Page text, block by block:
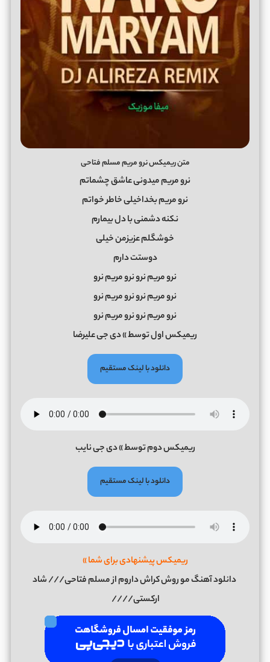
متن ریمیکس نرو مریم مسلم فتاحی
نرو مریم میدونی عاشق چشماتم
نرو مریم بخداخیلی خاطر خواتم
نکنه دشمنی با دل بیمارم
خوشگلم عزیزمن خیلی
دوستت دارم
نرو مریم نرو نرو مریم نرو
نرو مریم نرو نرو مریم نرو
نرو مریم نرو نرو مریم نرو
ریمیکس اول توسط » دی جی علیرضا
دانلود با لینک مستقیم
ریمیکس دوم توسط » دی جی نایب
دانلود با لینک مستقیم
ریمیکس پیشنهادی برای شما »
دانلود آهنگ مو روش کراش داروم از مسلم فتاحی/// شاد
ارکستی////